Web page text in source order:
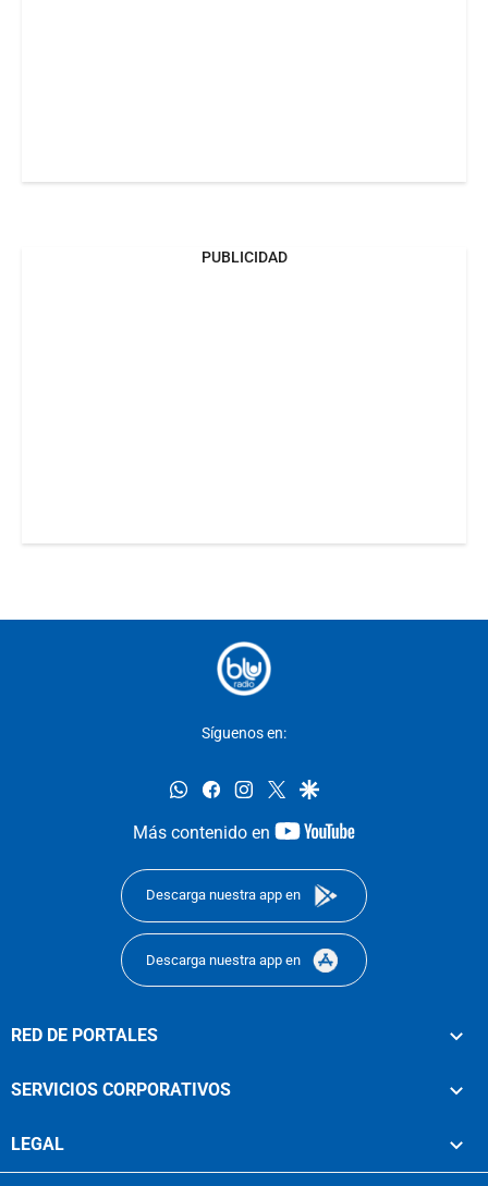
PUBLICIDAD
Síguenos en:
whatsappfacebookinstagram
twittergoogle
Más contenido en
youtube-
Descarga nuestra app en
Descarga nuestra app en
RED DE PORTALES
SERVICIOS CORPORATIVOS
LEGAL